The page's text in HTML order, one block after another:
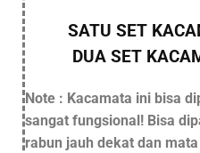
SATU SET
DUA SET
Note : Kacamata ini bisa
sangat fungsional! Bisa
rabun jauh dekat dan